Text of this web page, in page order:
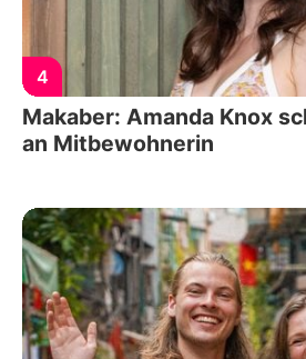
4
Makaber: Amanda Knox
an Mitbewohnerin